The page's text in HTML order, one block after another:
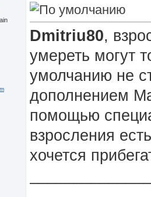
Dmitriu80,
умереть могут
умолчанию не
дополнением
помощью
взросления
хочется